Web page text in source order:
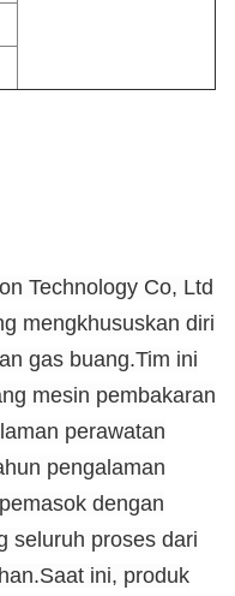
Technology Co, Ltd
mengkhususkan diri
gas buang.Tim ini
mesin pembakaran
perawatan
pengalaman
dengan
seluruh proses dari
ini, produk